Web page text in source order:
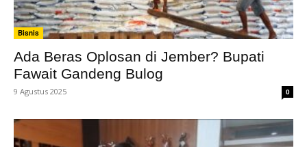
Bisnis
Ada Beras Oplosan di Jember? Bupati
Fawait Gandeng Bulog
9 Agustus 2025 0